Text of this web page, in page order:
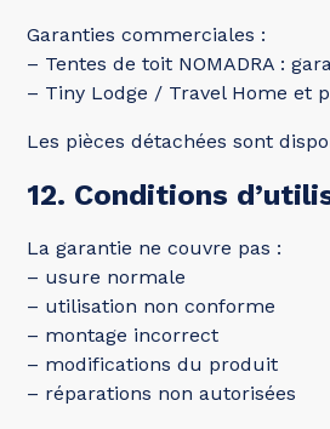
Garanties commerciales :
– Tentes de toit NOMADRA :
– Tiny Lodge / Travel Home et
Les pièces détachées sont
12. Conditions
La garantie ne couvre pas :
– usure normale
– utilisation non conforme
– montage incorrect
– modifications du produit
– réparations non autorisées